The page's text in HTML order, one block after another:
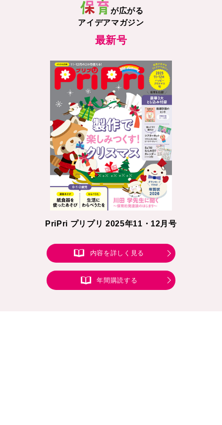
が広がる
アイデアマガジン
最新号
PriPri プリプリ 2025年11・12月号
内容を詳しく見る
年間購読する